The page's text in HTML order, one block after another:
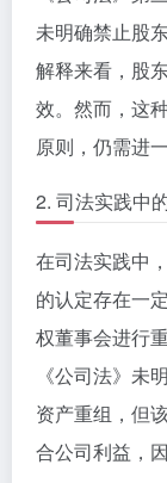
未明确禁止股
解释来看，股
效。然而，这
原则，仍需进
2. 司法实践中
在司法实践中
的认定存在一
权董事会进行
《公司法》未
资产重组，但
合公司利益，